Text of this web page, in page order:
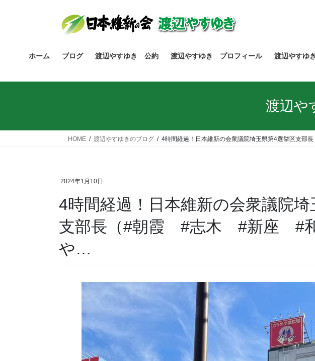
ホーム ブログ 渡辺やすゆき 公約 渡辺やすゆき プロフィール 渡辺やすゆ
渡辺や
HOME 渡辺やすゆきのブログ 4時間経過！日本維新の会衆議院埼玉県第4選挙区支
2024年1月10日
4時間経過！日本維新の会衆議院埼
支部長（#朝霞 #志木 #新座 #
や…